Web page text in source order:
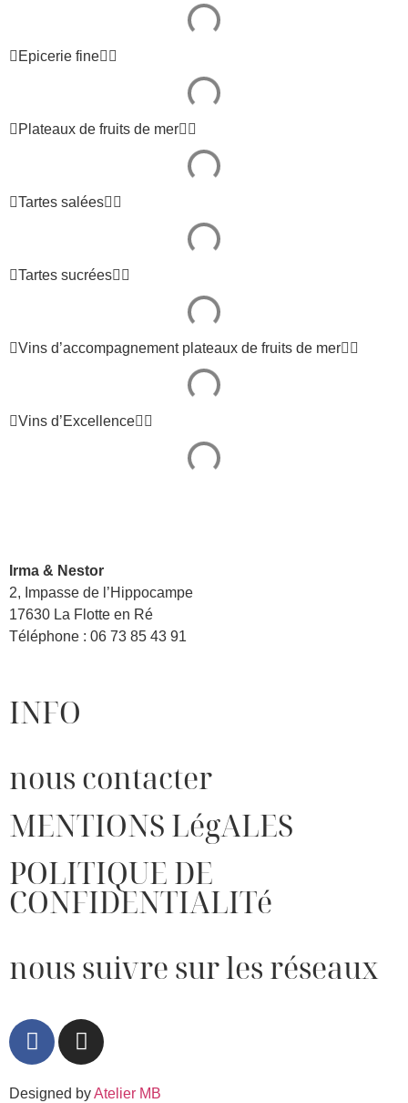
Epicerie fine
Plateaux de fruits de mer
Tartes salées
Tartes sucrées
Vins d’accompagnement plateaux de fruits de mer
Vins d’Excellence
Irma & Nestor
2, Impasse de l’Hippocampe
17630 La Flotte en Ré
Téléphone : 06 73 85 43 91
INFO
nous contacter
MENTIONS LégALES
POLITIQUE DE
CONFIDENTIALITé
nous suivre sur les réseaux
Designed byAtelier MB